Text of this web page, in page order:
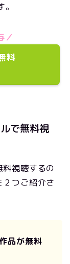
／
料
で無料視
視聴するの
つご紹介さ
品が無料